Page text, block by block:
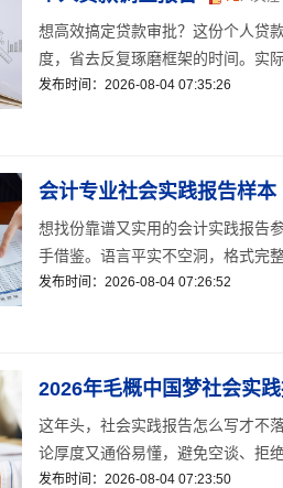
想高效搞定贷款审批？这份个人贷
度，省去反复琢磨框架的时间。实
发布时间：2026-08-04 07:35:26
会计专业社会实践报告样本
想找份靠谱又实用的会计实践报告
手借鉴。语言平实不空洞，格式完
发布时间：2026-08-04 07:26:52
2026年毛概中国梦社会实
这年头，社会实践报告怎么写才不
论厚度又通俗易懂，避免空谈、拒
发布时间：2026-08-04 07:23:50